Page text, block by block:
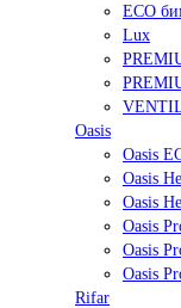
ECO
Lux
Oasis
Oasis
Oasis
Oasis
Oasis
Oasis
Oasis
Rifar